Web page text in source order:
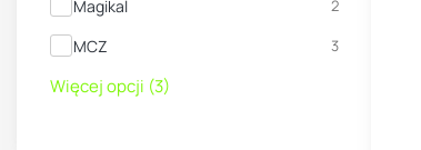
Magikal 2
MCZ 3
Więcej opcji (3)